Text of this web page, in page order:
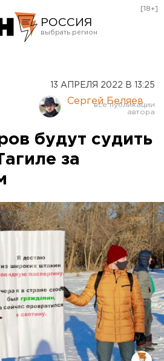
РОССИЯ
Курган
Оренбург
[18+]
13 АПРЕЛЯ 2022 В 13:25
Сергей Беляев
будут судить
за